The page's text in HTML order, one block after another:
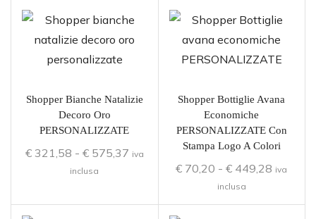
Shopper Bianche Natalizie
Decoro Oro
PERSONALIZZATE
€321,58 - €575,37 iva
inclusa
Shopper Bottiglie Avana
Economiche
PERSONALIZZATE Con
Stampa Logo A Colori
€ 70,20 - € 449,28 iva
inclusa